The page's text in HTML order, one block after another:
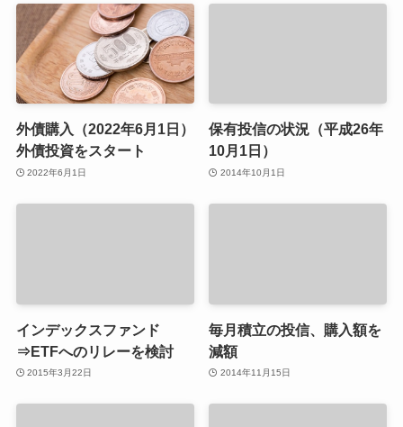
外債購入（2022年6月1日）
外債投資をスタート
2022年6月1日
保有投信の状況（平成26年
10月1日）
2014年10月1日
インデックスファンド
⇒ETFへのリレーを検討
2015年3月22日
毎月積立の投信、購入額を
減額
2014年11月15日